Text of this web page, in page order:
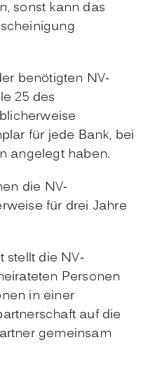
sonst kann das
benötigten NV-
25 des
für jede Bank, bei
angelegt haben.
die NV-
für drei Jahre
stellt die NV-
en Personen
in einer
auf die
gemeinsam